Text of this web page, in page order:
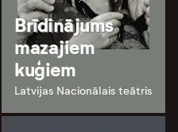
Brīdinājums
mazajiem
kuģiem
Latvijas Nacionālais teātris